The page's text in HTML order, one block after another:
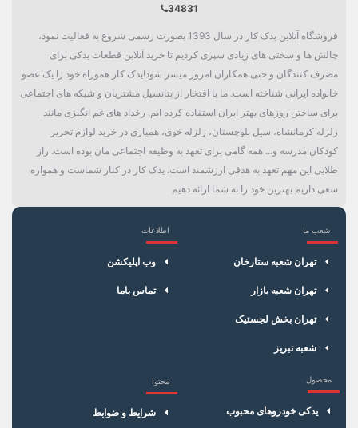
34831
فروشگاه آنلاین یدک کار در سال 1393 بصورت رسمی شروع به فعالیت نمود،
چالش ها و سختی های زیادی سپری کردیم تا خرید آنلاین قطعات یدکی برای
مصرف کنندگان و حتی همکاران امروز میسر شود!یدک کار هموراه خود را یک عضو
خانواده ایرانی شناخته است. ما با افتخار از پتانسیل مشتریان و شبکه های اجتماعی
برای ساختن روزهای بهتر ایران استفاده کرده ایم. رخداد های غم انگیزی مانند
زلزله کرمانشاه، سیل بلوچستان، زلزله خوی، همیاری در خرید لوازم تحریر
کودکان مدرسه و... همه گامی برای تعهد به وظیفه اجتماعی مان بوده است. راز
طلایی این مهم تعهد به هدفی ارزشمند است. یدک کار در کنار شماست و همواره
سعی داریم بهترین خود را به شما ارائه دهیم
شعب ما
تهران شعبه ستارخان
تهران شعبه بازار
تهران بخش لجستیک
شعبه تبریز
اطلاعات
وب اپلیکشن
تماس باما
محصول
یدکی خودروهای محبوب
محتوا
شرایط و ضوابط
×